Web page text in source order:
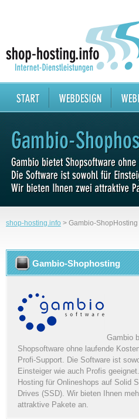
shop-hosting.info > Gambio-ShopHosting
Gambio-Shophosting
Gambio
Shopsoftware ohne laufende
Profi-Support. Die Software ist
Einsteiger wie auch Profis
Hosting für Onlineshops auf Solid
Drives (SSD). Wir bieten Ihnen
attraktive Pakete an.